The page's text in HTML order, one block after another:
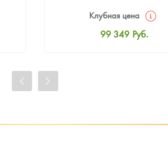
Клубная цена
99 349 Руб.